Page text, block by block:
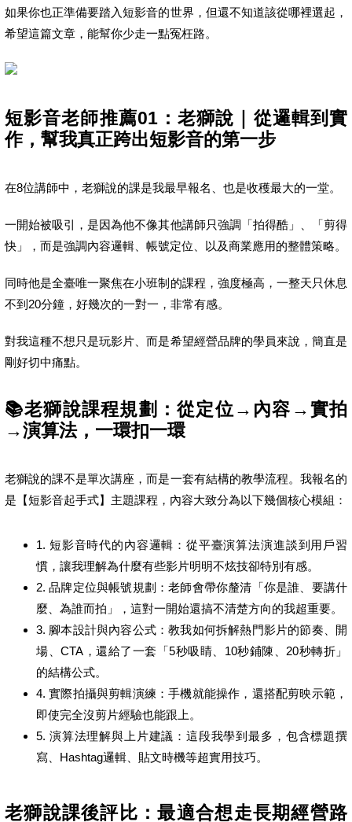
如果你也正準備要踏入短影音的世界，但還不知道該從哪裡選起，
希望這篇文章，能幫你少走一點冤枉路。
短影音老師推薦01：老獅說｜從邏輯到實
作，幫我真正跨出短影音的第一步
在8位講師中，老獅說的課是我最早報名、也是收穫最大的一堂。
一開始被吸引，是因為他不像其他講師只強調「拍得酷」、「剪得
快」，而是強調內容邏輯、帳號定位、以及商業應用的整體策略。
同時他是全臺唯一聚焦在小班制的課程，強度極高，一整天只休息
不到20分鐘，好幾次的一對一，非常有感。
對我這種不想只是玩影片、而是希望經營品牌的學員來說，簡直是
剛好切中痛點。
📚老獅說課程規劃：從定位→內容→實拍
→演算法，一環扣一環
老獅說的課不是單次講座，而是一套有結構的教學流程。我報名的
是【短影音起手式】主題課程，內容大致分為以下幾個核心模組：
1. 短影音時代的內容邏輯：從平臺演算法演進談到用戶習
慣，讓我理解為什麼有些影片明明不炫技卻特別有感。
2. 品牌定位與帳號規劃：老師會帶你釐清「你是誰、要講什
麼、為誰而拍」，這對一開始還搞不清楚方向的我超重要。
3. 腳本設計與內容公式：教我如何拆解熱門影片的節奏、開
場、CTA，還給了一套「5秒吸睛、10秒鋪陳、20秒轉折」
的結構公式。
4. 實際拍攝與剪輯演練：手機就能操作，還搭配剪映示範，
即使完全沒剪片經驗也能跟上。
5. 演算法理解與上片建議：這段我學到最多，包含標題撰
寫、Hashtag邏輯、貼文時機等超實用技巧。
老獅說課後評比：最適合想走長期經營路